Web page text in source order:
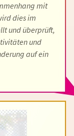
mit
dies im
und überprüft,
und
auf ein